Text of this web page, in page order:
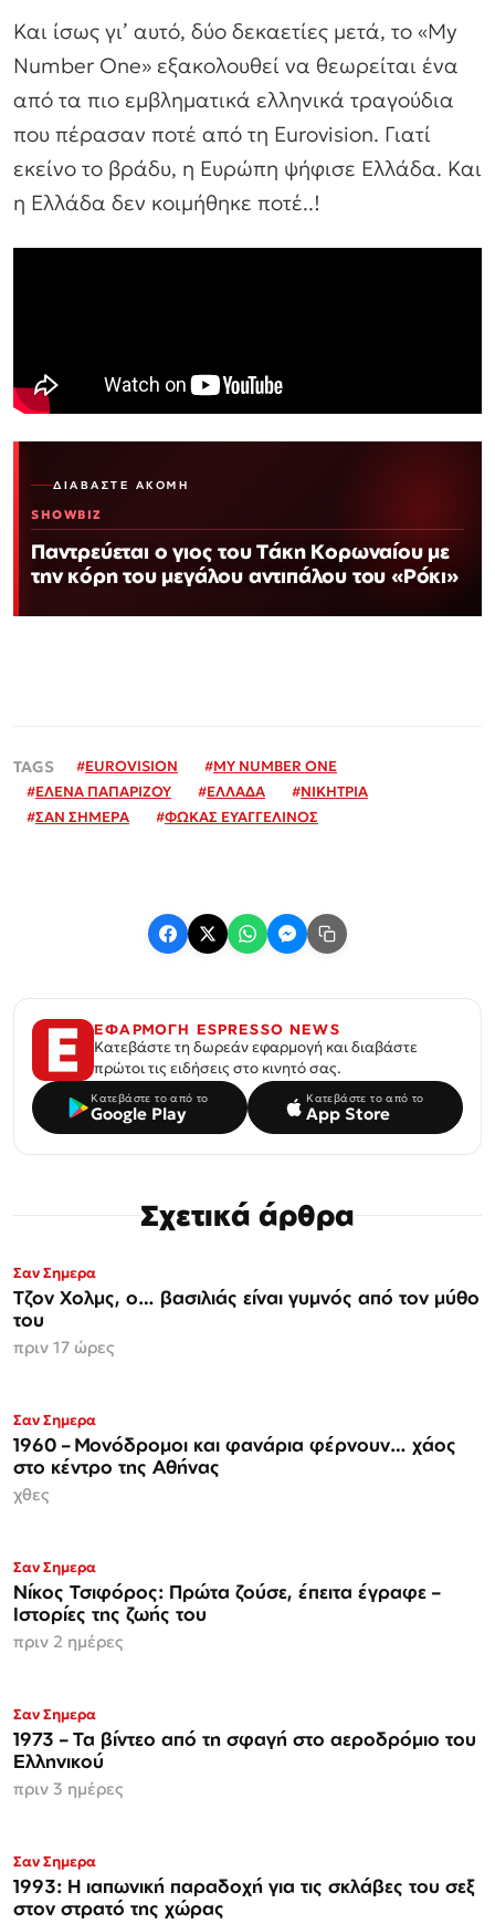
Και ίσως γι’ αυτό, δύο δεκαετίες μετά, το «My
Number One» εξακολουθεί να θεωρείται ένα
από τα πιο εμβληματικά ελληνικά τραγούδια
που πέρασαν ποτέ από τη Eurovision. Γιατί
εκείνο το βράδυ, η Ευρώπη ψήφισε Ελλάδα. Και
η Ελλάδα δεν κοιμήθηκε ποτέ..!
ΔΙΑΒΆΣΤΕ ΑΚΌΜΗ
SHOWBIZ
Παντρεύεται ο γιος του Τάκη Κορωναίου με
την κόρη του μεγάλου αντιπάλου του «Ρόκι»
#EUROVISION #MY NUMBER ONE
#ΕΛΕΝΑ ΠΑΠΑΡΙΖΟΥ #ΕΛΛΑΔΑ #ΝΙΚΗΤΡΙΑ
#ΣΑΝ ΣΗΜΕΡΑ #ΦΩΚΑΣ ΕΥΑΓΓΕΛΙΝΟΣ
ΕΦΑΡΜΟΓΗ ESPRESSO NEWS
Κατεβάστε τη δωρεάν εφαρμογή και διαβάστε
πρώτοι τις ειδήσεις στο κινητό σας.
Κατεβάστε το από το
Google Play
Κατεβάστε το από το
App Store
Σχετικά άρθρα
Σαν Σημερα
Τζον Χολμς, ο… βασιλιάς είναι γυμνός από τον μύθο
του
πριν 17 ώρες
Σαν Σημερα
1960 – Μονόδρομοι και φανάρια φέρνουν… χάος
στο κέντρο της Αθήνας
χθες
Σαν Σημερα
Νίκος Τσιφόρος: Πρώτα ζούσε, έπειτα έγραφε –
Ιστορίες της ζωής του
πριν 2 ημέρες
Σαν Σημερα
1973 – Τα βίντεο από τη σφαγή στο αεροδρόμιο του
Ελληνικού
πριν 3 ημέρες
Σαν Σημερα
1993: Η ιαπωνική παραδοχή για τις σκλάβες του σεξ
στον στρατό της χώρας